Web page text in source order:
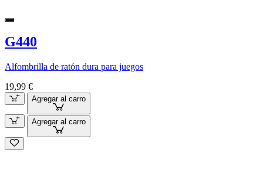
G440
Alfombrilla de ratón dura para juegos
19,99 €
Agregar al carro
Agregar al carro